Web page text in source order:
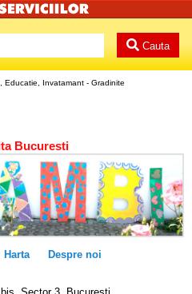
Cauta
Educatie, Invatamant - Gradinite
Bucuresti
Harta Despre noi